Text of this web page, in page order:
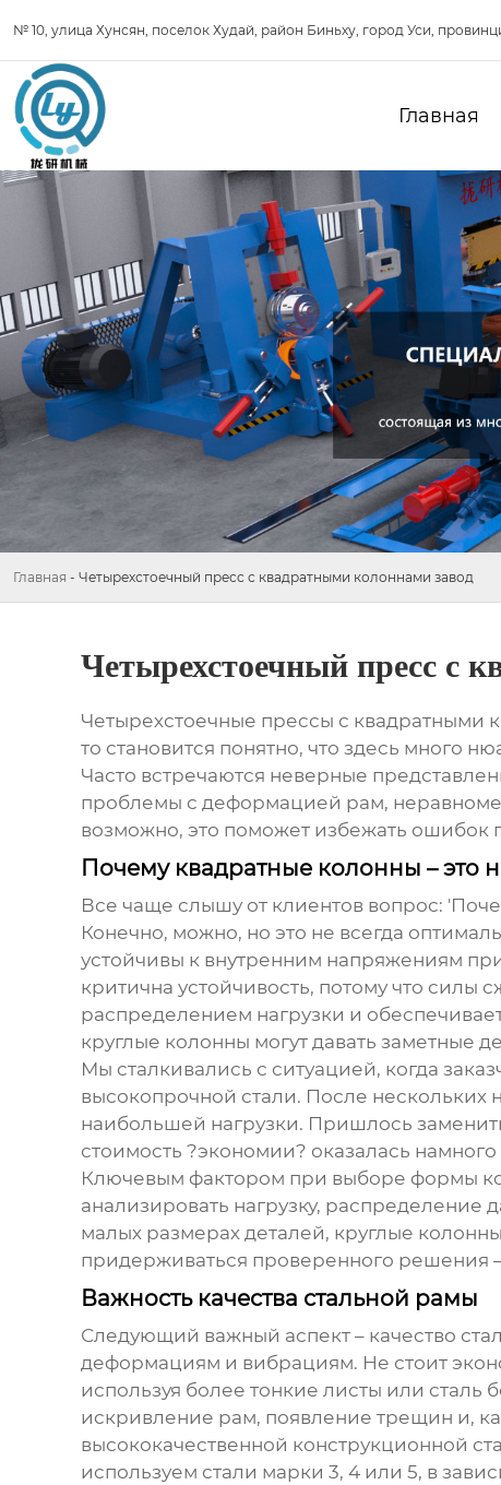
№ 10, улица Хунсян, поселок Худай, район Биньху, город Уси,
Главная
Главная - Четырехстоечный пресс с квадратными колоннами завод
Четырехстоечный пресс с
Четырехстоечные прессы с квадратными
то становится понятно, что здесь много
Часто встречаются неверные
проблемы с деформацией рам,
возможно, это поможет избежать ошибок
Почему квадратные колонны – это
Все чаще слышу от клиентов вопрос:
Конечно, можно, но это не всегда
устойчивы к внутренним напряжениям
критична устойчивость, потому что
распределением нагрузки и
круглые колонны могут давать заметные
Мы сталкивались с ситуацией, когда
высокопрочной стали. После нескольких
наибольшей нагрузки. Пришлось
стоимость ?экономии? оказалась
Ключевым фактором при выборе формы
анализировать нагрузку,
малых размерах деталей, круглые
придерживаться проверенного решения
Важность качества стальной рамы
Следующий важный аспект – качество
деформациям и вибрациям. Не стоит
используя более тонкие листы или сталь
искривление рам, появление трещин и,
высококачественной конструкционной
используем стали марки 3, 4 или 5, в